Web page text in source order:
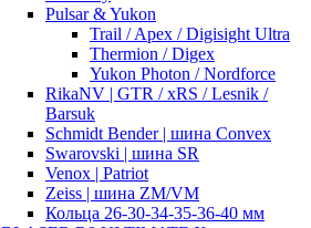
Pulsar & Yukon
Trail / Apex / Digisight Ultra
Thermion / Digex
Yukon Photon / Nordforce
RikaNV | GTR / xRS / Lesnik /
Barsuk
Schmidt Bender | шина Convex
Swarovski | шина SR
Venox | Patriot
Zeiss | шина ZM/VM
Кольца 26-30-34-35-36-40 мм